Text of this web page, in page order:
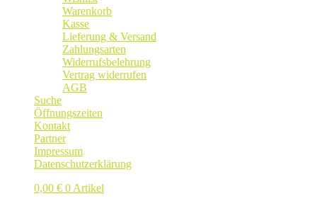
Warenkorb
Kasse
Lieferung & Versand
Zahlungsarten
Widerrufsbelehrung
Vertrag widerrufen
AGB
Suche
Öffnungszeiten
Kontakt
Partner
Impressum
Datenschutzerklärung
0,00 € 0 Artikel